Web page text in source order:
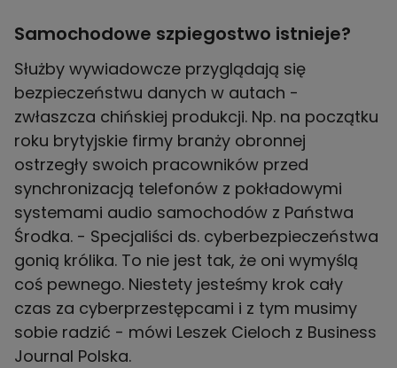
Samochodowe szpiegostwo istnieje?
Służby wywiadowcze przyglądają się
bezpieczeństwu danych w autach -
zwłaszcza chińskiej produkcji. Np. na początku
roku brytyjskie firmy branży obronnej
ostrzegły swoich pracowników przed
synchronizacją telefonów z pokładowymi
systemami audio samochodów z Państwa
Środka. - Specjaliści ds. cyberbezpieczeństwa
gonią królika. To nie jest tak, że oni wymyślą
coś pewnego. Niestety jesteśmy krok cały
czas za cyberprzestępcami i z tym musimy
sobie radzić - mówi Leszek Cieloch z Business
Journal Polska.